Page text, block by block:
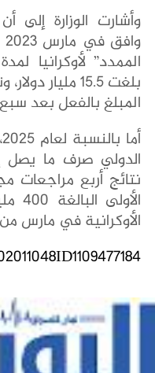
وأشارت الوزارة إلى
الممدد” لأوكرانيا
المبلغ بالفعل بعد
نتائج أربع مراجعات
الأوكرانية في مارس